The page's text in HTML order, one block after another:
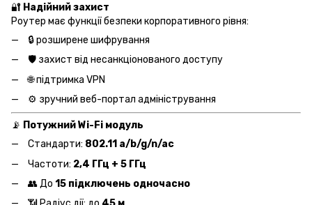
🔐 Надійний захист
Роутер має функції безпеки корпоративного рівня:
🔒 розширене шифрування
🛡️ захист від несанкціонованого доступу
🌐 підтримка VPN
⚙️ зручний веб-портал адміністрування
📡 Потужний Wi-Fi модуль
Стандарти: 802.11 a/b/g/n/ac
Частоти: 2,4 ГГц + 5 ГГц
👥 До 15 підключень одночасно